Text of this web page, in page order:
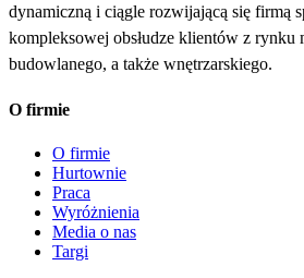
dynamiczną i ciągle rozwijającą się firmą
kompleksowej obsłudze klientów z rynku
budowlanego, a także wnętrzarskiego.
O firmie
O firmie
Hurtownie
Praca
Wyróżnienia
Media o nas
Targi